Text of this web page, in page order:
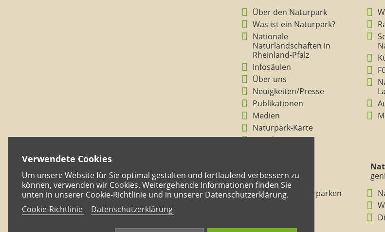
Verwendete Cookies
Um unsere Website für Sie optimal gestalten und fortlaufend verbessern zu
können, verwenden wir Cookies. Weitergehende Informationen finden Sie
unten in unserer Cookie-Richtlinie und in unserer Datenschutzerklärung.
Cookie-Richtlinie
Datenschutzerklärung
Über den Naturpark
Was ist ein Naturpark?
Nationale
Naturlandschaften in
Rheinland-Pfalz
Infosäulen
Über uns
Neuigkeiten/Presse
Publikationen
Medien
Naturpark-Karte
Ansichten
verstehen
BNE in den Naturparken
Rheinland-Pfalz
Mitmachheft